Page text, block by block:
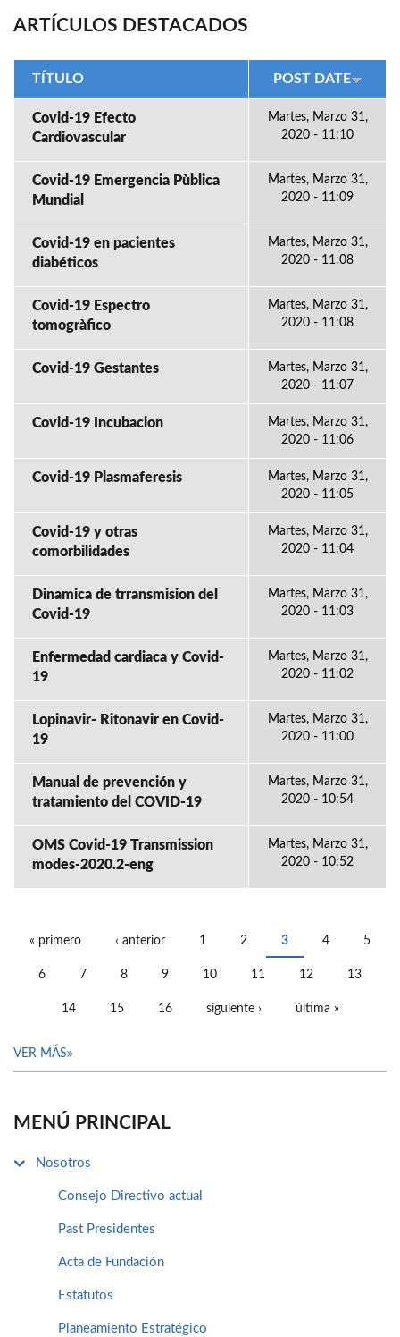
ARTÍCULOS DESTACADOS
TÍTULO POST DATE
Covid-19 Efecto
Cardiovascular
Martes, Marzo 31,
2020 - 11:10
Covid-19 Emergencia Pùblica
Mundial
Martes, Marzo 31,
2020 - 11:09
Covid-19 en pacientes
diabéticos
Martes, Marzo 31,
2020 - 11:08
Covid-19 Espectro
tomogràfico
Martes, Marzo 31,
2020 - 11:08
Covid-19 Gestantes
Martes, Marzo 31,
2020 - 11:07
Covid-19 Incubacion
Martes, Marzo 31,
2020 - 11:06
Covid-19 Plasmaferesis
Martes, Marzo 31,
2020 - 11:05
Covid-19 y otras
comorbilidades
Martes, Marzo 31,
2020 - 11:04
Dinamica de trransmision del
Covid-19
Martes, Marzo 31,
2020 - 11:03
Enfermedad cardiaca y Covid-
19
Martes, Marzo 31,
2020 - 11:02
Lopinavir- Ritonavir en Covid-
19
Martes, Marzo 31,
2020 - 11:00
Manual de prevención y
tratamiento del COVID-19
Martes, Marzo 31,
2020 - 10:54
OMS Covid-19 Transmission
modes-2020.2-eng
Martes, Marzo 31,
2020 - 10:52
« primero ‹ anterior 1 2 3 4 5
6 7 8 9 10 11 12 13
14 15 16 siguiente › última »
VER MÁS
MENÚ PRINCIPAL
Nosotros
Consejo Directivo actual
Past Presidentes
Acta de Fundación
Estatutos
Planeamiento Estratégico